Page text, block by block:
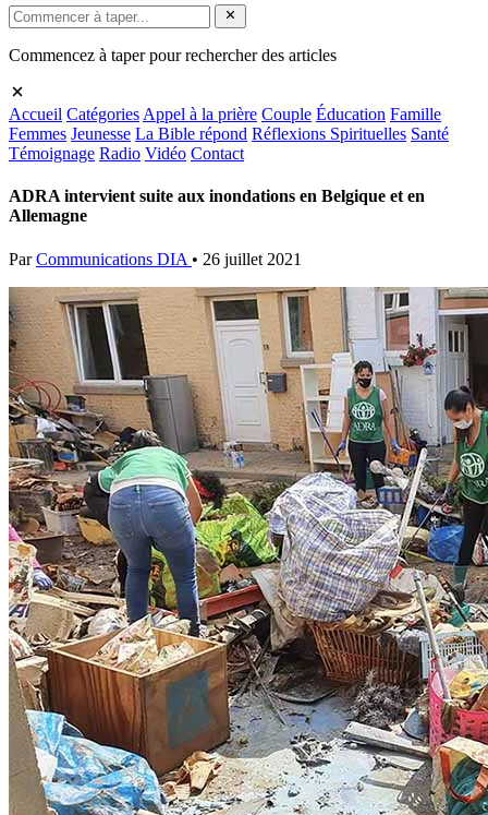
Commencez à taper pour rechercher des articles
Accueil Catégories Appel à la prière Couple Éducation Famille
Femmes Jeunesse La Bible répond Réflexions Spirituelles Santé
Témoignage Radio Vidéo Contact
ADRA intervient suite aux inondations en Belgique et en
Allemagne
Par Communications DIA • 26 juillet 2021